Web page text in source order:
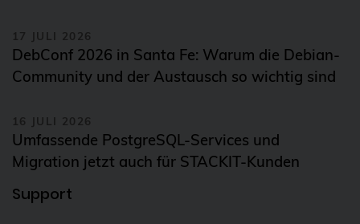
17 JULI 2026
DebConf 2026 in Santa Fe: Warum die Debian-
Community und der Austausch so wichtig sind
16 JULI 2026
Umfassende PostgreSQL-Services und
Migration jetzt auch für STACKIT-Kunden
Support